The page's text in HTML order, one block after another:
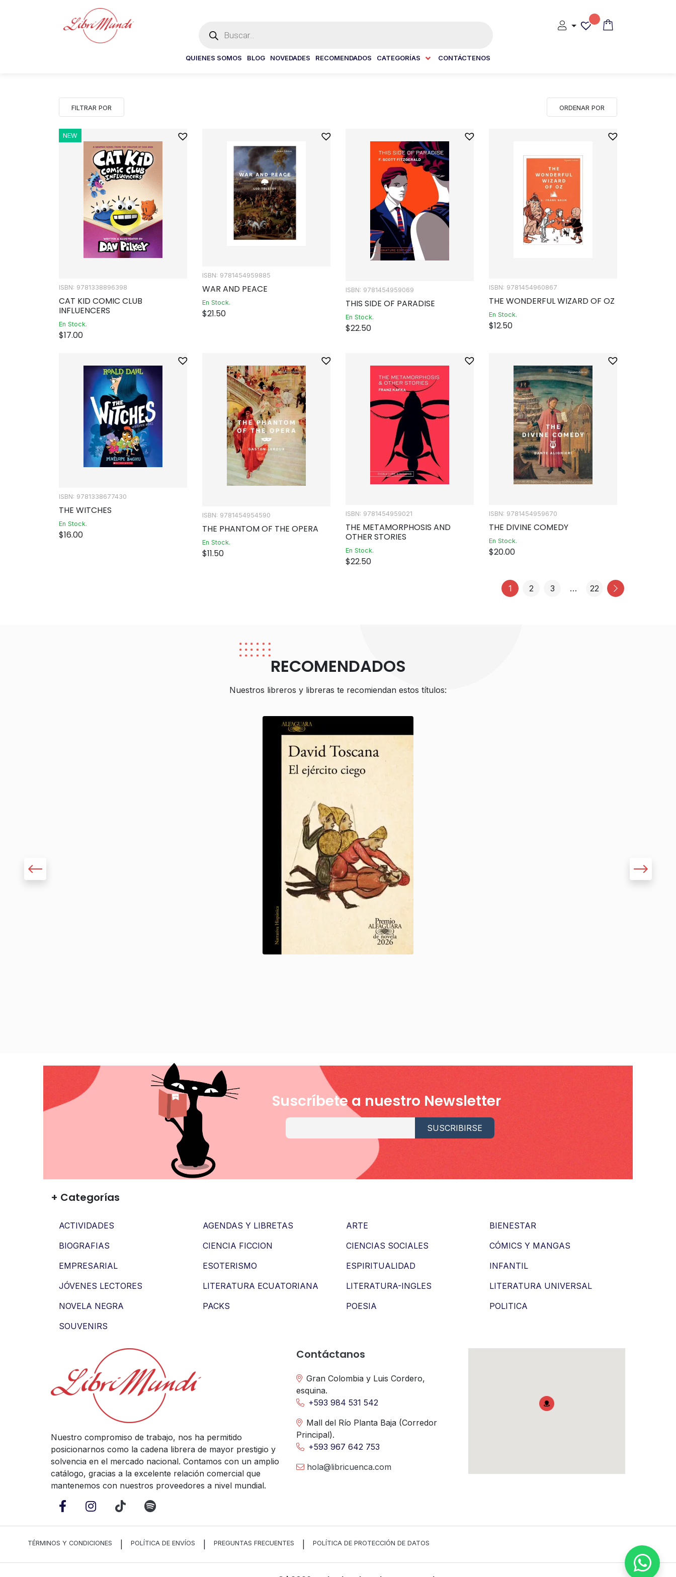
productos
QUIENES SOMOS BLOG NOVEDADES RECOMENDADOS CATEGORÍAS CONTÁCTENOS
FILTRAR POR ORDENAR POR
NEW
ISBN: 9781338896398
CAT KID COMIC CLUB
INFLUENCERS
En Stock.
$17.00
ISBN: 9781454959885
WAR AND PEACE
En Stock.
$21.50
ISBN: 9781454959069
THIS SIDE OF PARADISE
En Stock.
$22.50
ISBN: 9781454960867
THE WONDERFUL WIZARD OF OZ
En Stock.
$12.50
ISBN: 9781338677430
THE WITCHES
En Stock.
$16.00
ISBN: 9781454954590
THE PHANTOM OF THE OPERA
En Stock.
$11.50
ISBN: 9781454959021
THE METAMORPHOSIS AND
OTHER STORIES
En Stock.
$22.50
ISBN: 9781454959670
THE DIVINE COMEDY
En Stock.
$20.00
1 2 3 … 22
RECOMENDADOS
Nuestros libreros y libreras te recomiendan estos títulos:
Suscríbete a nuestro Newsletter
+ Categorías
ACTIVIDADES AGENDAS Y LIBRETAS ARTE
BIENESTAR
BIOGRAFIAS
CIENCIA FICCION CIENCIAS SOCIALES
CÓMICS Y MANGAS
EMPRESARIAL
ESOTERISMO ESPIRITUALIDAD
INFANTIL
JÓVENES LECTORES
LITERATURA ECUATORIANA LITERATURA-INGLES
LITERATURA UNIVERSAL
NOVELA NEGRA
PACKS POESIA
POLITICA
SOUVENIRS
Nuestro compromiso de trabajo, nos ha permitido
posicionarnos como la cadena librera de mayor prestigio y
solvencia en el mercado nacional. Contamos con un amplio
catálogo, gracias a la excelente relación comercial que
mantenemos con nuestros proveedores a nivel mundial.
Contáctanos
Gran Colombia y Luis Cordero,
esquina.
+593 984 531 542
Mall del Río Planta Baja (Corredor
Principal).
+593 967 642 753
hola@libricuenca.com
TÉRMINOS Y CONDICIONES POLÍTICA DE ENVÍOS PREGUNTAS FRECUENTES POLÍTICA DE PROTECCIÓN DE DATOS